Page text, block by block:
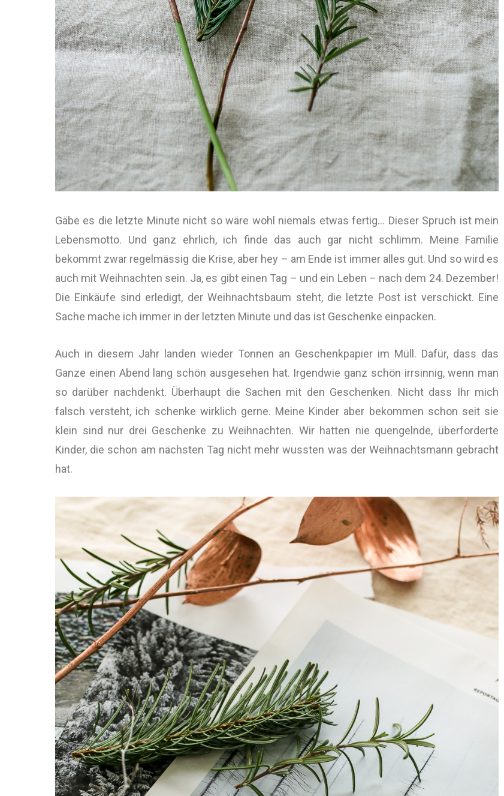
Gäbe es die letzte Minute nicht so wäre wohl niemals etwas fertig… Dieser Spruch ist mein
Lebensmotto. Und ganz ehrlich, ich finde das auch gar nicht schlimm. Meine Familie
bekommt zwar regelmässig die Krise, aber hey – am Ende ist immer alles gut. Und so wird es
auch mit Weihnachten sein. Ja, es gibt einen Tag – und ein Leben – nach dem 24. Dezember!
Die Einkäufe sind erledigt, der Weihnachtsbaum steht, die letzte Post ist verschickt. Eine
Sache mache ich immer in der letzten Minute und das ist Geschenke einpacken.
Auch in diesem Jahr landen wieder Tonnen an Geschenkpapier im Müll. Dafür, dass das
Ganze einen Abend lang schön ausgesehen hat. Irgendwie ganz schön irrsinnig, wenn man
so darüber nachdenkt. Überhaupt die Sachen mit den Geschenken. Nicht dass Ihr mich
falsch versteht, ich schenke wirklich gerne. Meine Kinder aber bekommen schon seit sie
klein sind nur drei Geschenke zu Weihnachten. Wir hatten nie quengelnde, überforderte
Kinder, die schon am nächsten Tag nicht mehr wussten was der Weihnachtsmann gebracht
hat.